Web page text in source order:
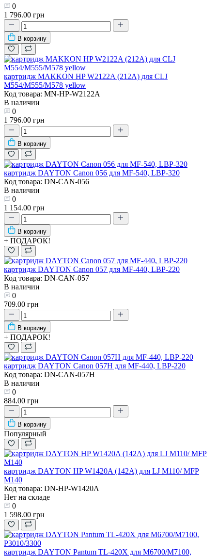
0
1 796.00 грн
В корзину
картридж MAKKON HP W2122A (212A) для CLJ
M554/M555/M578 yellow
Код товара: MN-HP-W2122A
В наличии
0
1 796.00 грн
В корзину
картридж DAYTON Canon 056 для MF-540, LBP-320
Код товара: DN-CAN-056
В наличии
0
1 154.00 грн
В корзину
+ ПОДАРОК!
картридж DAYTON Canon 057 для MF-440, LBP-220
Код товара: DN-CAN-057
В наличии
0
709.00 грн
В корзину
+ ПОДАРОК!
картридж DAYTON Canon 057H для MF-440, LBP-220
Код товара: DN-CAN-057H
В наличии
0
884.00 грн
В корзину
Популярный
картридж DAYTON HP W1420A (142A) для LJ M110/ MFP
M140
Код товара: DN-HP-W1420A
Нет на складе
0
1 598.00 грн
картридж DAYTON Pantum TL-420X для M6700/M7100,